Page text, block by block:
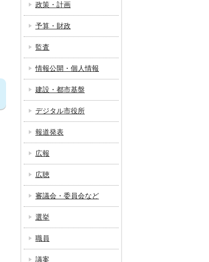
政策・計画
予算・財政
監査
情報公開・個人情報
建設・都市基盤
デジタル市役所
報道発表
広報
広聴
審議会・委員会など
選挙
職員
議案